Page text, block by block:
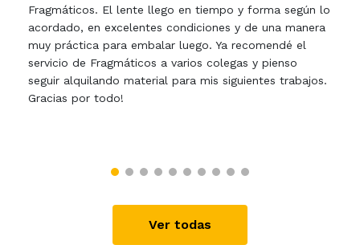
Fragmáticos. El lente llego en tiempo y forma según lo
acordado, en excelentes condiciones y de una manera
muy práctica para embalar luego. Ya recomendé el
servicio de Fragmáticos a varios colegas y pienso
seguir alquilando material para mis siguientes trabajos.
Gracias por todo!
Ver todas